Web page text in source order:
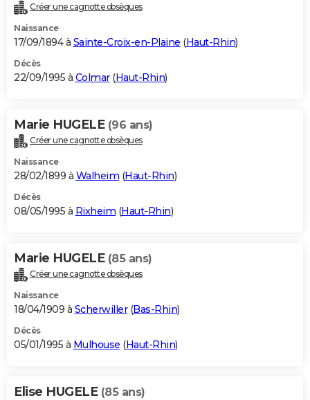
Créer une cagnotte obsèques
Naissance
17/09/1894 à Sainte-Croix-en-Plaine (Haut-Rhin)
Décès
22/09/1995 à Colmar(Haut-Rhin)
Marie HUGELE (96 ans)
Créer une cagnotte obsèques
Naissance
28/02/1899 à Walheim (Haut-Rhin)
Décès
08/05/1995 à Rixheim (Haut-Rhin)
Marie HUGELE (85 ans)
Créer une cagnotte obsèques
Naissance
18/04/1909 à Scherwiller(Bas-Rhin)
Décès
05/01/1995 à Mulhouse (Haut-Rhin)
Elise HUGELE (85 ans)